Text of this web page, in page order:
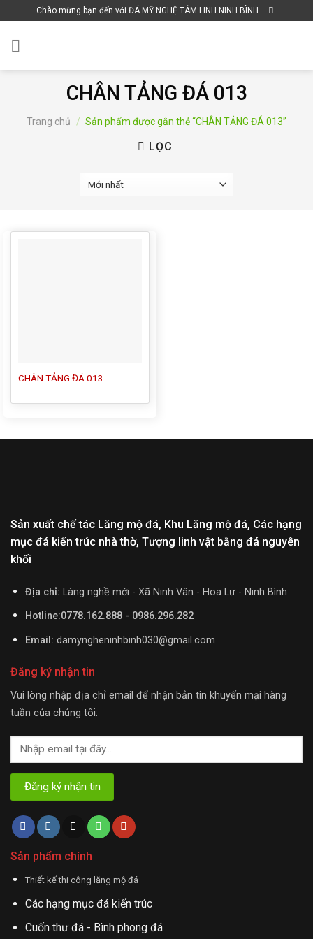
to
content
Chào mừng bạn đến với ĐÁ MỸ NGHỆ TÂM LINH NINH BÌNH
CHÂN TẢNG ĐÁ 013
Trang chủ / Sản phẩm được gắn thẻ “CHÂN TẢNG ĐÁ 013”
LỌC
CHÂN TẢNG ĐÁ 013
Sản xuất chế tác Lăng mộ đá, Khu Lăng mộ đá, Các hạng
mục đá kiến trúc nhà thờ, Tượng linh vật bằng đá nguyên
khối
Địa chỉ: Làng nghề mới - Xã Ninh Vân - Hoa Lư - Ninh Bình
Hotline:0778.162.888 - 0986.296.282
Email: damyngheninhbinh030@gmail.com
Đăng ký nhận tin
Vui lòng nhập địa chỉ email để nhận bản tin khuyến mại hàng
tuần của chúng tôi:
Sản phẩm chính
Thiết kế thi công lăng mộ đá
Các hạng mục đá kiến trúc
Cuốn thư đá - Bình phong đá